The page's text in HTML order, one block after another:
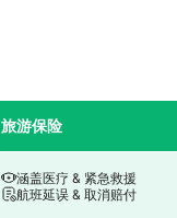
旅游保险
涵盖医疗 & 紧急救援
航班延误 & 取消赔付